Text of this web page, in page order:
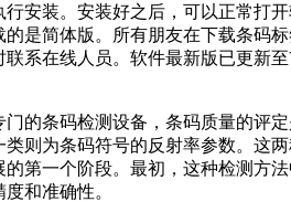
安装。安装好之后，可以正常打
是简体版。所有朋友在下载条码
系在线人员。软件最新版已更新
的条码检测设备，条码质量的评
则为条码符号的反射率参数。这
第一个阶段。最初，这种检测方
和准确性。